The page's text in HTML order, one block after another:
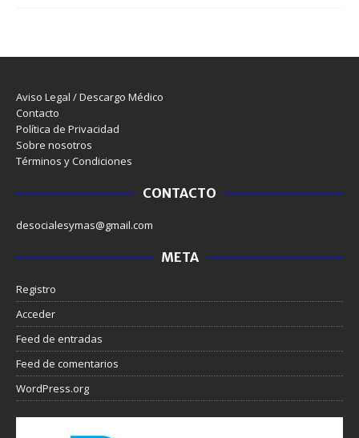
Aviso Legal / Descargo Médico
Contacto
Política de Privacidad
Sobre nosotros
Términos y Condiciones
CONTACTO
desocialesymas@gmail.com
META
Registro
Acceder
Feed de entradas
Feed de comentarios
WordPress.org